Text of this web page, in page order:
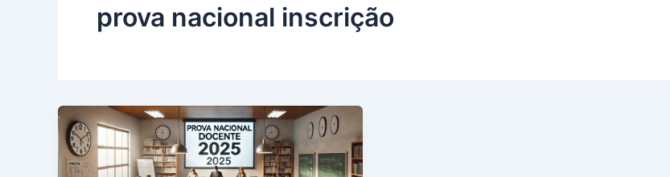
prova nacional inscrição